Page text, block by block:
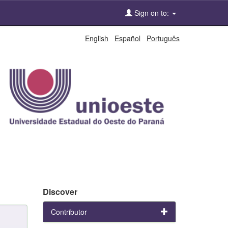
Sign on to:
English Español Português
Discover
Contributor